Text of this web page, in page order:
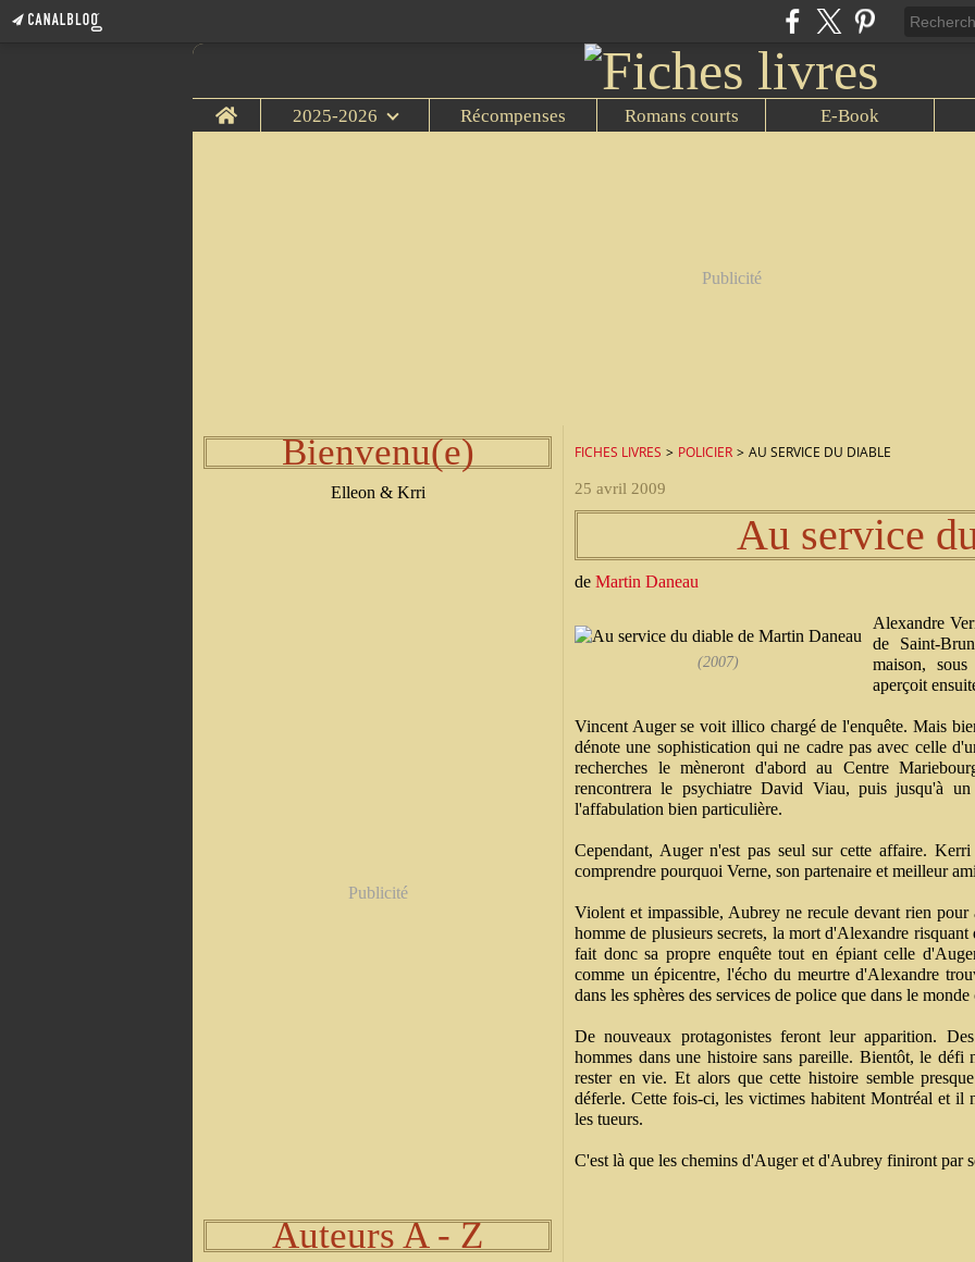
Home 2025-2026 Récompenses Romans courts E-Book
Publicité
Bienvenu(e)
Elleon & Krri
Publicité
Auteurs A - Z
FICHES LIVRES > POLICIER > AU SERVICE DU DIABLE
25 avril 2009
Au service
de Martin Daneau
(2007)
Alexandre
de Saint-
maison,
aperçoit
Vincent Auger se voit illico chargé de l'enquête. Mais
dénote une sophistication qui ne cadre pas avec celle
recherches le mèneront d'abord au Centre
rencontrera le psychiatre David Viau, puis jusqu'à
l'affabulation bien particulière.
Cependant, Auger n'est pas seul sur cette affaire.
comprendre pourquoi Verne, son partenaire et meilleur
Violent et impassible, Aubrey ne recule devant rien
homme de plusieurs secrets, la mort d'Alexandre
fait donc sa propre enquête tout en épiant celle
comme un épicentre, l'écho du meurtre d'Alexandre
dans les sphères des services de police que dans le
De nouveaux protagonistes feront leur apparition.
hommes dans une histoire sans pareille. Bientôt, le défi
rester en vie. Et alors que cette histoire semble
déferle. Cette fois-ci, les victimes habitent Montréal et il
les tueurs.
C'est là que les chemins d'Auger et d'Aubrey finiront par